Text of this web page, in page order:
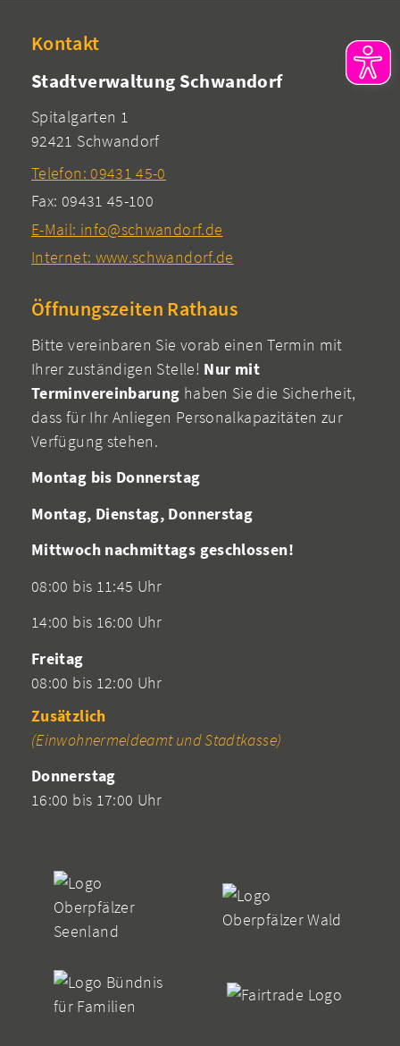
Kontakt
Stadtverwaltung Schwandorf
Spitalgarten 1
92421 Schwandorf
Telefon: 09431 45-0
Fax: 09431 45-100
E-Mail: info@schwandorf.de
Internet: www.schwandorf.de
Öffnungszeiten Rathaus
Bitte vereinbaren Sie vorab einen Termin mit
Ihrer zuständigen Stelle! Nur mit
Terminvereinbarung haben Sie die Sicherheit,
dass für Ihr Anliegen Personalkapazitäten zur
Verfügung stehen.
Montag bis Donnerstag
Montag, Dienstag, Donnerstag
Mittwoch nachmittags geschlossen!
08:00 bis 11:45 Uhr
14:00 bis 16:00 Uhr
Freitag
08:00 bis 12:00 Uhr
Zusätzlich
(Einwohnermeldeamt und Stadtkasse)
Donnerstag
16:00 bis 17:00 Uhr